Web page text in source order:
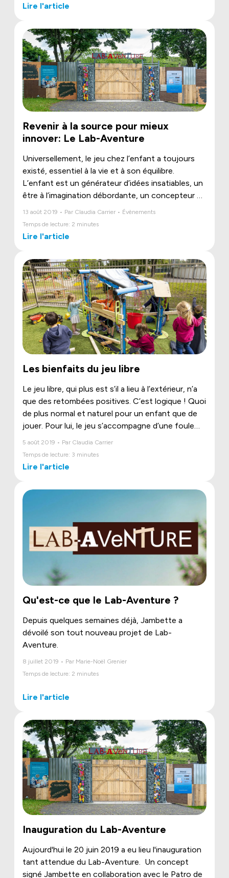
Lire l'article
Revenir à la source pour mieux
innover: Le Lab-Aventure
Universellement, le jeu chez l’enfant a toujours
existé, essentiel à la vie et à son équilibre.
L’enfant est un générateur d’idées insatiables, un
être à l’imagination débordante, un concepteur du
futur. Mais l’écoute-t-on vraiment quand il s’agit
13 août 2019 • Par Claudia Carrier • Évènements
Temps de lecture: 2 minutes
Lire l'article
Les bienfaits du jeu libre
Le jeu libre, qui plus est s’il a lieu à l’extérieur, n’a
que des retombées positives. C’est logique ! Quoi
de plus normal et naturel pour un enfant que de
jouer. Pour lui, le jeu s’accompagne d’une foule
5 août 2019 • Par Claudia Carrier
Temps de lecture: 3 minutes
Lire l'article
Qu'est-ce que le Lab-Aventure ?
Depuis quelques semaines déjà, Jambette a
dévoilé son tout nouveau projet de Lab-
Aventure.
8 juillet 2019 • Par Marie-Noël Grenier
Temps de lecture: 2 minutes
Lire l'article
Inauguration du Lab-Aventure
Aujourd'hui le 20 juin 2019 a eu lieu l'inauguration
tant attendue du Lab-Aventure.
Un concept
signé Jambette en collaboration avec le Patro de